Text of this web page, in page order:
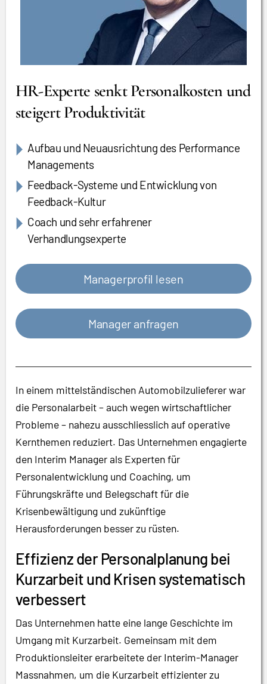
HR-Experte senkt Personalkosten und
steigert Produktivität
Aufbau und Neuausrichtung des Performance
Managements
Feedback-Systeme und Entwicklung von
Feedback-Kultur
Coach und sehr erfahrener
Verhandlungsexperte
Managerprofil lesen
Manager anfragen
In einem mittelständischen Automobilzulieferer war
die Personalarbeit – auch wegen wirtschaftlicher
Probleme – nahezu ausschliesslich auf operative
Kernthemen reduziert. Das Unternehmen engagierte
den Interim Manager als Experten für
Personalentwicklung und Coaching, um
Führungskräfte und Belegschaft für die
Krisenbewältigung und zukünftige
Herausforderungen besser zu rüsten.
Effizienz der Personalplanung bei
Kurzarbeit und Krisen systematisch
verbessert
Das Unternehmen hatte eine lange Geschichte im
Umgang mit Kurzarbeit. Gemeinsam mit dem
Produktionsleiter erarbeitete der Interim-Manager
Massnahmen, um die Kurzarbeit effizienter zu